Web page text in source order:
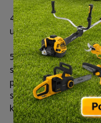
4) ako stvar nije
ugovorom o
5) ako stvar nije
stvar iste vrste
propise Europske
standarde ili, ako
kodekse ponašanja u